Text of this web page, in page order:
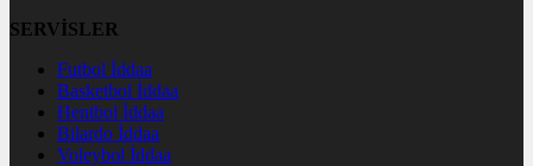
SERVİSLER
Futbol İddaa
Basketbol İddaa
Hentbol İddaa
Bilardo İddaa
Voleybol İddaa